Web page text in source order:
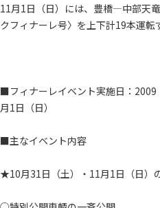
11月1日（日）には、豊橋―中部天
クフィナーレ号〉を上下計19本運転
■フィナーレイベント実施日：
月1日（日）
■主なイベント内容
★10月31日（土）・11月1日（日）